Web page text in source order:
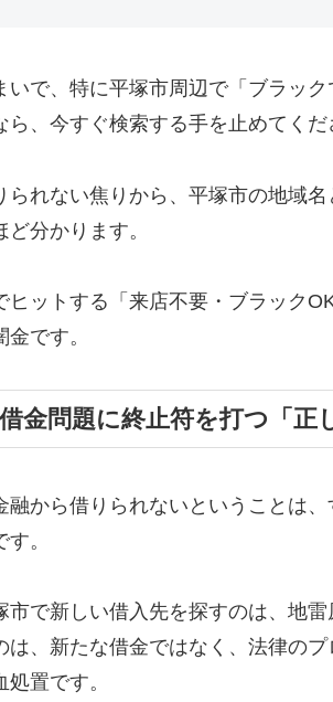
いで、特に平塚市周辺で「ブラッ
ら、今すぐ検索する手を止めてくだ
られない焦りから、平塚市の地域
分かります。
ヒットする「来店不要・ブラック
です。
金問題に終止符を打つ「正
融から借りられないということは
。
市で新しい借入先を探すのは、地
は、新たな借金ではなく、法律の
置です。